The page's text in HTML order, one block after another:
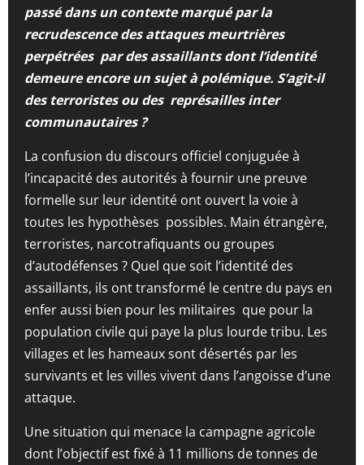
passé dans un contexte marqué par la
recrudescence des attaques meurtrières
perpétrées par des assaillants dont l’identité
demeure encore un sujet à polémique. S’agit-il
des terroristes ou des représailles inter
communautaires ?
La confusion du discours officiel conjuguée à
l’incapacité des autorités à fournir une preuve
formelle sur leur identité ont ouvert la voie à
toutes les hypothèses possibles. Main étrangère,
terroristes, narcotrafiquants ou groupes
d’autodéfenses ? Quel que soit l’identité des
assaillants, ils ont transformé le centre du pays en
enfer aussi bien pour les militaires que pour la
population civile qui paye la plus lourde tribu. Les
villages et les hameaux sont désertés par les
survivants et les villes vivent dans l’angoisse d’une
attaque.
Une situation qui menace la campagne agricole
dont l’objectif est fixé à 11 millions de tonnes de